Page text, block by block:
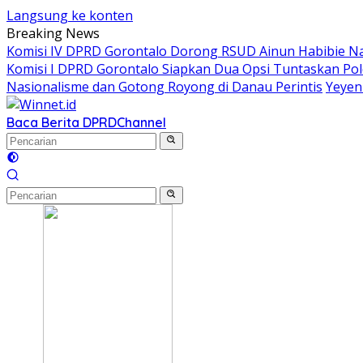
Langsung ke konten
Breaking News
Komisi IV DPRD Gorontalo Dorong RSUD Ainun Habibie
Komisi I DPRD Gorontalo Siapkan Dua Opsi Tuntaskan
Nasionalisme dan Gotong Royong di Danau Perintis
Baca Berita DPRDChannel